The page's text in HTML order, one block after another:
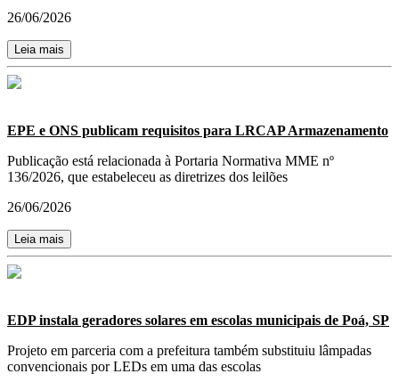
26/06/2026
Leia mais
EPE e ONS publicam requisitos para LRCAP Armazenamento
Publicação está relacionada à Portaria Normativa MME nº
136/2026, que estabeleceu as diretrizes dos leilões
26/06/2026
Leia mais
EDP instala geradores solares em escolas municipais de Poá, SP
Projeto em parceria com a prefeitura também substituiu lâmpadas
convencionais por LEDs em uma das escolas